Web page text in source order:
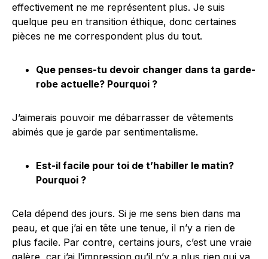
effectivement ne me représentent plus. Je suis
quelque peu en transition éthique, donc certaines
pièces ne me correspondent plus du tout.
Que penses-tu devoir changer dans ta garde-
robe actuelle? Pourquoi ?
J’aimerais pouvoir me débarrasser de vêtements
abimés que je garde par sentimentalisme.
Est-il facile pour toi de t’habiller le matin?
Pourquoi ?
Cela dépend des jours. Si je me sens bien dans ma
peau, et que j’ai en tête une tenue, il n’y a rien de
plus facile. Par contre, certains jours, c’est une vraie